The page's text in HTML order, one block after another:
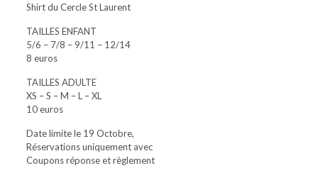
Shirt du Cercle St Laurent
TAILLES ENFANT
5/6 – 7/8 – 9/11 – 12/14
8 euros
TAILLES ADULTE
XS – S – M – L – XL
10 euros
Date limite le 19 Octobre,
Réservations uniquement avec
Coupons réponse et règlement